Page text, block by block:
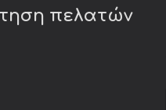
πελατών